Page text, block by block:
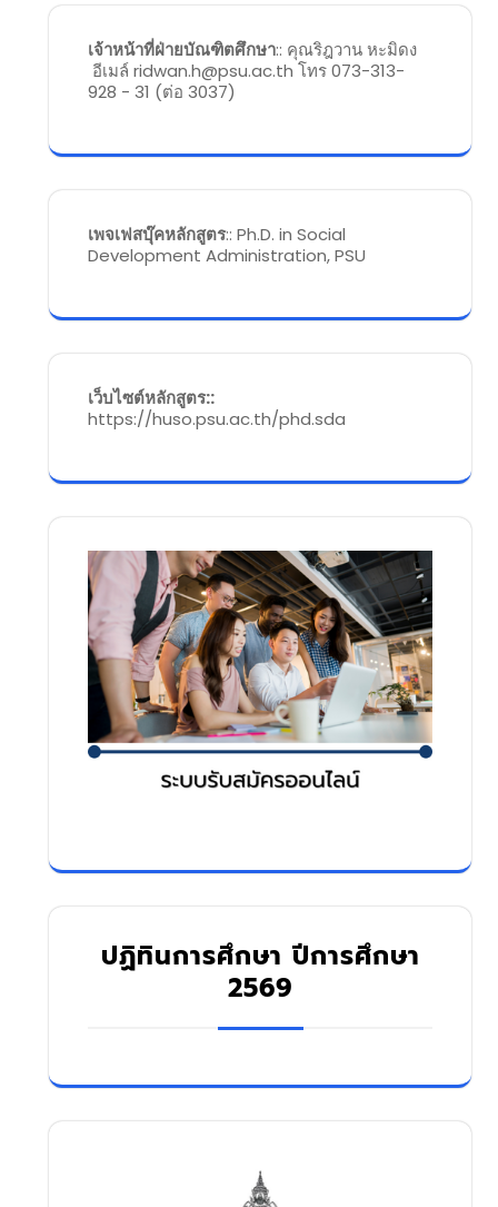
เจ้าหน้าที่ฝ่ายบัณฑิตศึกษา:: คุณริฎวาน หะมิดง
อีเมล์ ridwan.h@psu.ac.th โทร 073-313-
928 - 31 (ต่อ 3037)
เพจเฟสบุ๊คหลักสูตร:: Ph.D. in Social
Development Administration, PSU
เว็บไซต์หลักสูตร::
https://huso.psu.ac.th/phd.sda
ปฏิทินการศึกษา ปีการศึกษา
2569